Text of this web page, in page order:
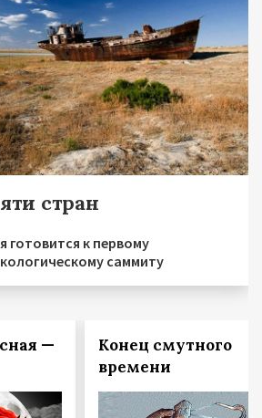
стран
готовится к первому
саммиту
—
Конец смутного
времени